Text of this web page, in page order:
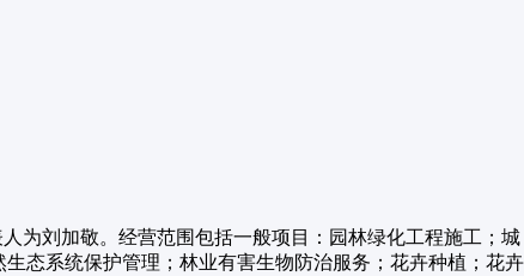
为刘加敬。经营范围包括一般项目：园林绿化工程施工；城
态系统保护管理；林业有害生物防治服务；花卉种植；花卉